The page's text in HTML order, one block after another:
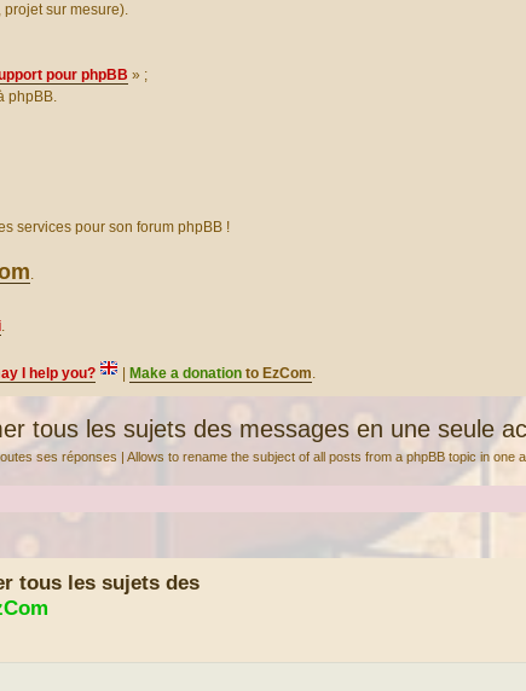
sur mesure).
pour phpBB » ;
phpBB.
services pour son forum phpBB !
.
.
I help you? Make a donation to EzCom.
tous les sujets des messages en une seule
ses réponses | Allows to rename the subject of all posts from a phpBB topic in one
tous les sujets des